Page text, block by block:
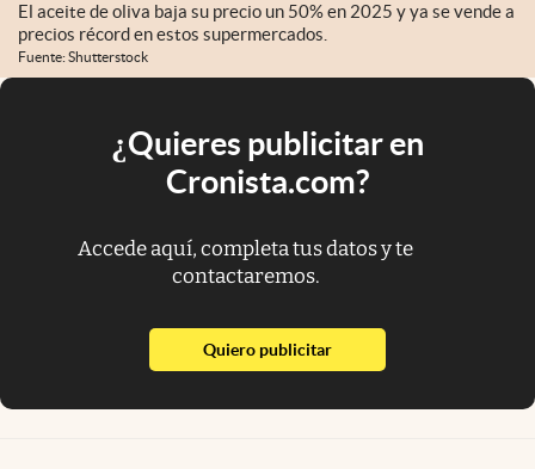
El aceite de oliva baja su precio un 50% en 2025 y ya se vende a
precios récord en estos supermercados.
Fuente: Shutterstock
¿Quieres publicitar en
Cronista.com?
Accede aquí, completa tus datos y te
contactaremos.
Quiero publicitarabre en nueva pestaña